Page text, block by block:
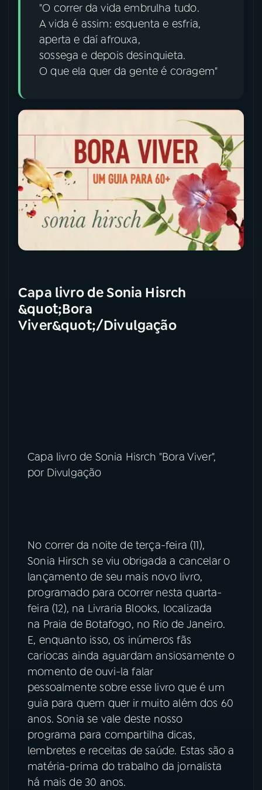
YouTube Facebook
Instagram X
"O correr da vida embrulha tudo.
A vida é assim: esquenta e esfria,
aperta e daí afrouxa,
sossega e depois desinquieta.
O que ela quer da gente é coragem"
Capa livro de Sonia Hisrch
&quot;Bora
Viver&quot;/Divulgação
Capa livro de Sonia Hisrch "Bora Viver",
por Divulgação
No correr da noite de terça-feira (11),
Sonia Hirsch se viu obrigada a cancelar o
lançamento de seu mais novo livro,
programado para ocorrer nesta quarta-
feira (12), na Livraria Blooks, localizada
na Praia de Botafogo, no Rio de Janeiro.
E, enquanto isso, os inúmeros fãs
cariocas ainda aguardam ansiosamente o
momento de ouvi-la falar
pessoalmente sobre esse livro que é um
guia para quem quer ir muito além dos 60
anos. Sonia se vale deste nosso
programa para compartilha dicas,
lembretes e receitas de saúde. Estas são a
matéria-prima do trabalho da jornalista
há mais de 30 anos.